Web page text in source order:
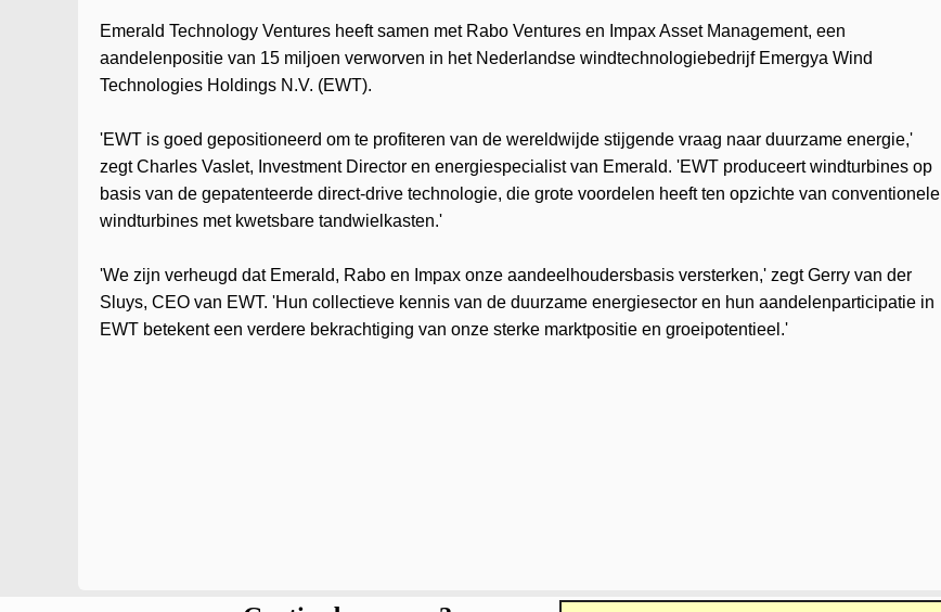
Emerald Technology Ventures heeft samen met Rabo Ventures en Impax Asset Management, een
aandelenpositie van 15 miljoen verworven in het Nederlandse windtechnologiebedrijf Emergya Wind
Technologies Holdings N.V. (EWT).
'EWT is goed gepositioneerd om te profiteren van de wereldwijde stijgende vraag naar duurzame energie,'
zegt Charles Vaslet, Investment Director en energiespecialist van Emerald. 'EWT produceert windturbines op
basis van de gepatenteerde direct-drive technologie, die grote voordelen heeft ten opzichte van conventionele
windturbines met kwetsbare tandwielkasten.'
'We zijn verheugd dat Emerald, Rabo en Impax onze aandeelhoudersbasis versterken,' zegt Gerry van der
Sluys, CEO van EWT. 'Hun collectieve kennis van de duurzame energiesector en hun aandelenparticipatie in
EWT betekent een verdere bekrachtiging van onze sterke marktpositie en groeipotentieel.'